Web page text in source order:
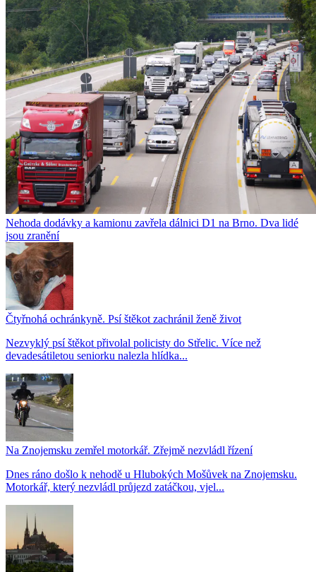
Nehoda dodávky a kamionu zavřela dálnici D1 na Brno. Dva lidé
jsou zranění
Čtyřnohá ochránkyně. Psí štěkot zachránil ženě život
Nezvyklý psí štěkot přivolal policisty do Střelic. Více než
devadesátiletou seniorku nalezla hlídka...
Na Znojemsku zemřel motorkář. Zřejmě nezvládl řízení
Dnes ráno došlo k nehodě u Hlubokých Mošůvek na Znojemsku.
Motorkář, který nezvládl průjezd zatáčkou, vjel...